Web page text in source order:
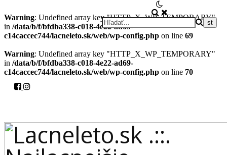
Warning: Undefined array key "HTTP_X_WP_TEMPORARY"
in /data/b/f/bfdba338-c018-4e22-ad69-
c14caccec744/lacneleto.sk/web/wp-config.php on line 69
Warning: Undefined array key "HTTP_X_WP_TEMPORARY"
in /data/b/f/bfdba338-c018-4e22-ad69-
c14caccec744/lacneleto.sk/web/wp-config.php on line 70